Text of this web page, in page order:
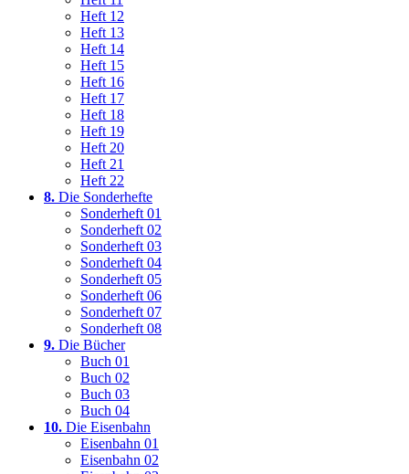
Heft 12
Heft 13
Heft 14
Heft 15
Heft 16
Heft 17
Heft 18
Heft 19
Heft 20
Heft 21
Heft 22
8. Die Sonderhefte
Sonderheft 01
Sonderheft 02
Sonderheft 03
Sonderheft 04
Sonderheft 05
Sonderheft 06
Sonderheft 07
Sonderheft 08
9. Die Bücher
Buch 01
Buch 02
Buch 03
Buch 04
10. Die Eisenbahn
Eisenbahn 01
Eisenbahn 02